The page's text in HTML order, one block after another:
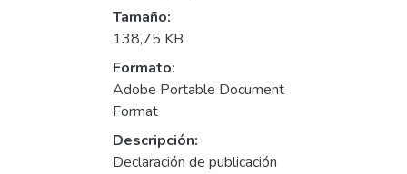
Tamaño:
138,75 KB
Formato:
Adobe Portable Document
Format
Descripción:
Declaración de publicación